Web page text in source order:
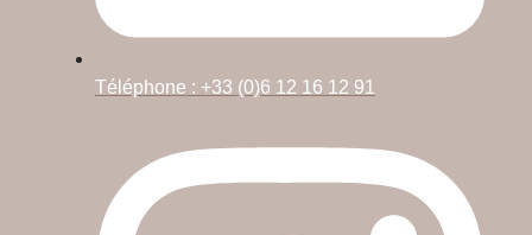
Téléphone : +33 (0)6 12 16 12 91